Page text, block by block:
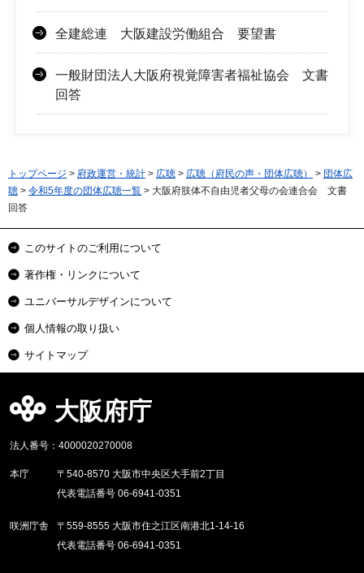
全建総連 大阪建設労働組合 要望書
一般財団法人大阪府視覚障害者福祉協会 文書
回答
トップページ > 府政運営・統計 > 広聴 > 広聴（府民の声・団体広聴） > 団体広
聴 > 令和5年度の団体広聴一覧 > 大阪府肢体不自由児者父母の会連合会 文書
回答
このサイトのご利用について
著作権・リンクについて
ユニバーサルデザインについて
個人情報の取り扱い
サイトマップ
大阪府庁
法人番号：4000020270008
本庁
〒540-8570 大阪市中央区大手前2丁目
代表電話番号 06-6941-0351
咲洲庁舎
〒559-8555 大阪市住之江区南港北1-14-16
代表電話番号 06-6941-0351